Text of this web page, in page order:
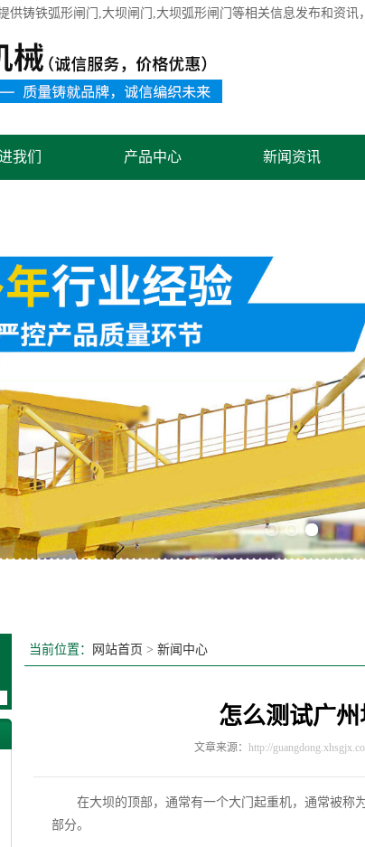
供铸铁弧形闸门 ,大坝闸门,大坝弧形闸门等相关信息发布和资讯
我们 产品中心 新闻资讯
当前位置： 网站首页 > 新闻中心
怎么测试广
文章来源： http://
在大坝的顶部，通常有一个大门起重机，通常被称
部分。